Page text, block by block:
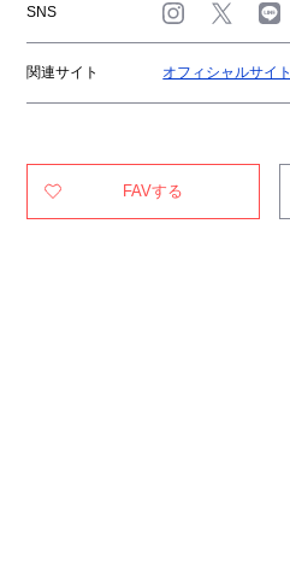
SNS
関連サイト オフィシャルサイト
FAVする